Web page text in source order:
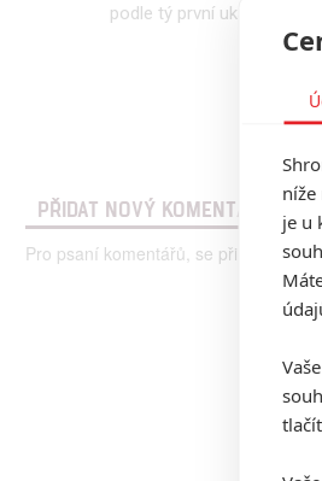
podle tý první ukázky se
PŘIDAT NOVÝ KOMENTÁŘ
Pro psaní komentářů, se přihlašte.
je u